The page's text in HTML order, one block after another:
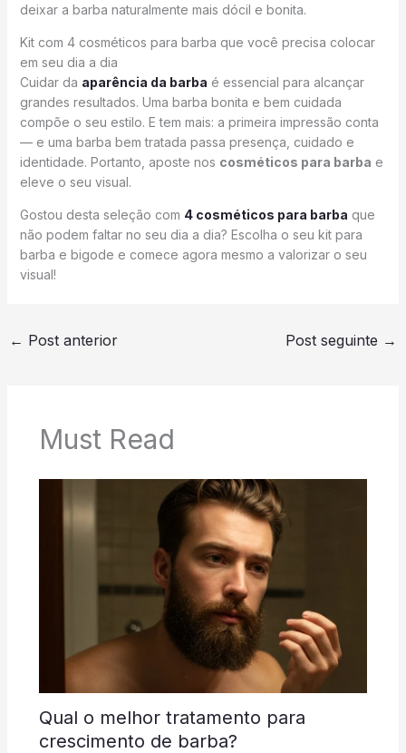
deixar a barba naturalmente mais dócil e bonita.
Kit com 4 cosméticos para barba que você precisa colocar
em seu dia a dia
Cuidar da aparência da barba é essencial para alcançar
grandes resultados. Uma barba bonita e bem cuidada
compõe o seu estilo. E tem mais: a primeira impressão conta
— e uma barba bem tratada passa presença, cuidado e
identidade. Portanto, aposte nos cosméticos para barba e
eleve o seu visual.
Gostou desta seleção com 4 cosméticos para barba que
não podem faltar no seu dia a dia? Escolha o seu kit para
barba e bigode e comece agora mesmo a valorizar o seu
visual!
← Post anterior Post seguinte →
Must Read
Qual o melhor tratamento para
crescimento de barba?